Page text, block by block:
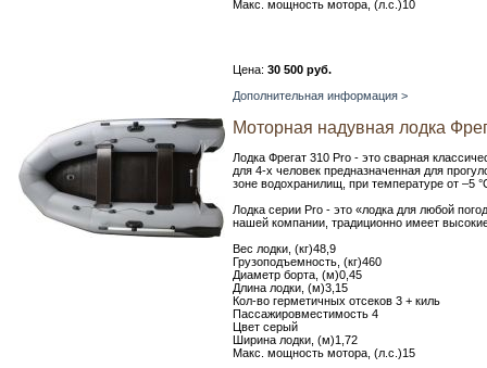
Макс. мощность мотора, (л.с.)10
Цена: 30 500 руб.
Дополнительная информация >
Моторная надувная лодка
Лодка Фрегат 310 Pro - это сварная
для 4-х человек предназначенная для
зоне водохранилищ, при температуре от –5
Лодка серии Pro - это «лодка для любой
нашей компании, традиционно имеет
Вес лодки, (кг)48,9
Грузоподъемность, (кг)460
Диаметр борта, (м)0,45
Длина лодки, (м)3,15
Кол-во герметичных отсеков 3 + киль
Пассажировместимость 4
Цвет серый
Ширина лодки, (м)1,72
Макс. мощность мотора, (л.с.)15